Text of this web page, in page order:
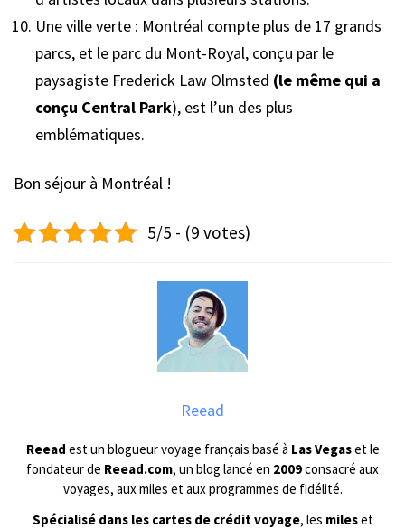
Une ville verte : Montréal compte plus de 17 grands
parcs, et le parc du Mont-Royal, conçu par le
paysagiste Frederick Law Olmsted (le même qui a
conçu Central Park), est l’un des plus
emblématiques.
Bon séjour à Montréal !
5/5 - (9 votes)
Reead
Reead est un blogueur voyage français basé à Las Vegaset le
fondateur de Reead.com, un blog lancé en 2009consacré aux
voyages, aux miles et aux programmes de fidélité.
Spécialisé dans les cartes de crédit voyage, les mileset